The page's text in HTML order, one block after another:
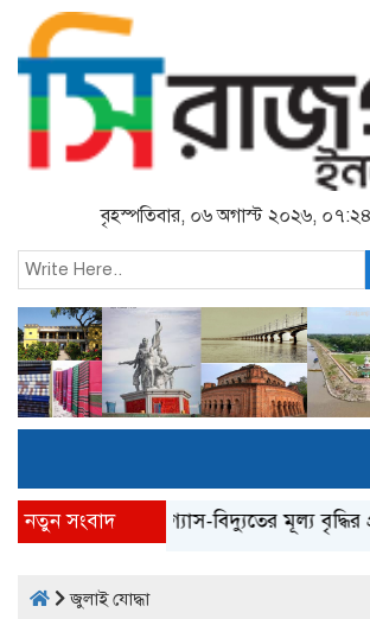
বৃহস্পতিবার, ০৬ অগাস্ট ২০২৬,
নতুন সংবাদ গ্যাস-বিদ্যুতের মূল্য বৃদ্ধির
জুলাই যোদ্ধা